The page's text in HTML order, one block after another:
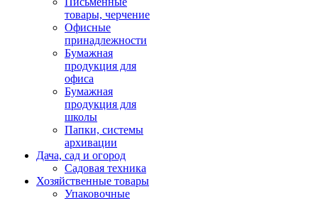
товары, черчение
Офисные
принадлежности
Бумажная
продукция для
офиса
Бумажная
продукция для
школы
Папки, системы
архивации
Дача, сад и огород
Садовая техника
Хозяйственные товары
Упаковочные